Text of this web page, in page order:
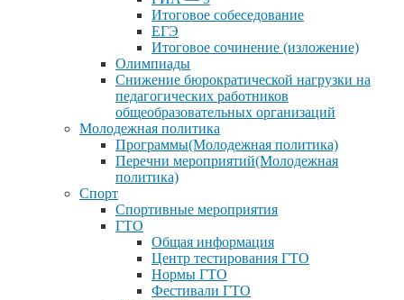
Итоговое собеседование
ЕГЭ
Итоговое сочинение (изложение)
Олимпиады
Снижение бюрократической нагрузки на
педагогических работников
общеобразовательных организаций
Молодежная политика
Программы(Молодежная политика)
Перечни мероприятий(Молодежная
политика)
Спорт
Спортивные мероприятия
ГТО
Общая информация
Центр тестирования ГТО
Нормы ГТО
Фестивали ГТО